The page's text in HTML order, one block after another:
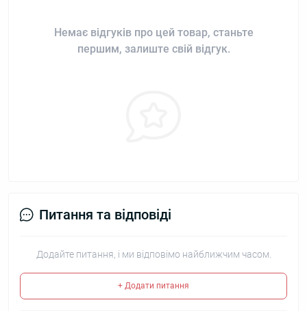
Немає відгуків про цей товар, станьте
першим, залиште свій відгук.
Питання та відповіді
Додайте питання, і ми відповімо найближчим часом.
+ Додати питання